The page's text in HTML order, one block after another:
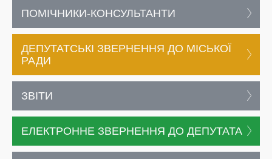
ПОМІЧНИКИ-КОНСУЛЬТАНТИ
ДЕПУТАТСЬКІ ЗВЕРНЕННЯ ДО МІСЬКОЇ
РАДИ
ЗВІТИ
ЕЛЕКТРОННЕ ЗВЕРНЕННЯ ДО ДЕПУТАТА